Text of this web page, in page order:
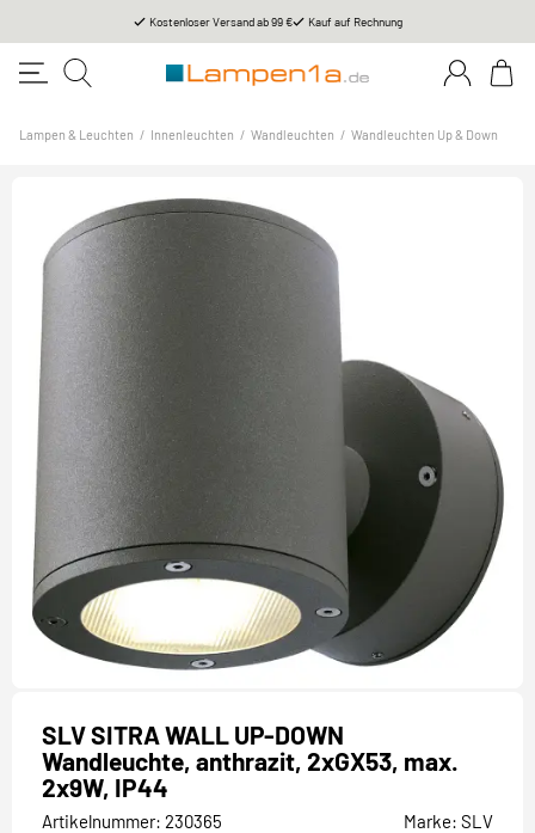
Kostenloser Versand ab 99 € Kauf auf Rechnung
Lampen & Leuchten / Innenleuchten / Wandleuchten / Wandleuchten Up & Down
SLV SITRA WALL UP-DOWN
Wandleuchte, anthrazit, 2xGX53, max.
2x9W, IP44
Artikelnummer: 230365 Marke: SLV